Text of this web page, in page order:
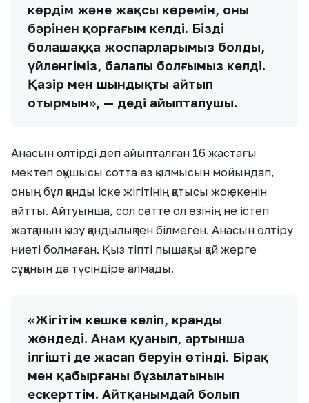
көрдім және жақсы көремін, оны
бәрінен қорғағым келді. Біздің
болашаққа жоспарларымыз болды,
үйленгіміз, балалы болғымыз келді.
Қазір мен шындықты айтып
отырмын», — деді айыпталушы.
Анасын өлтірді деп айыпталған 16 жастағы
мектеп оқушысы сотта өз қылмысын мойындап,
оның бұл қанды іске жігітінің қатысы жоқ екенін
айтты. Айтуынша, сол сәтте ол өзінің не істеп
жатқанын қызу қандылықпен білмеген. Анасын өлтіру
ниеті болмаған. Қыз тіпті пышақты қай жерге
сұққанын да түсіндіре алмады.
«Жігітім кешке келіп, кранды
жөндеді. Анам қуанып, артынша
ілгішті де жасап беруін өтінді. Бірақ
мен қабырғаның бұзылатынын
ескерттім. Айтқанымдай болып